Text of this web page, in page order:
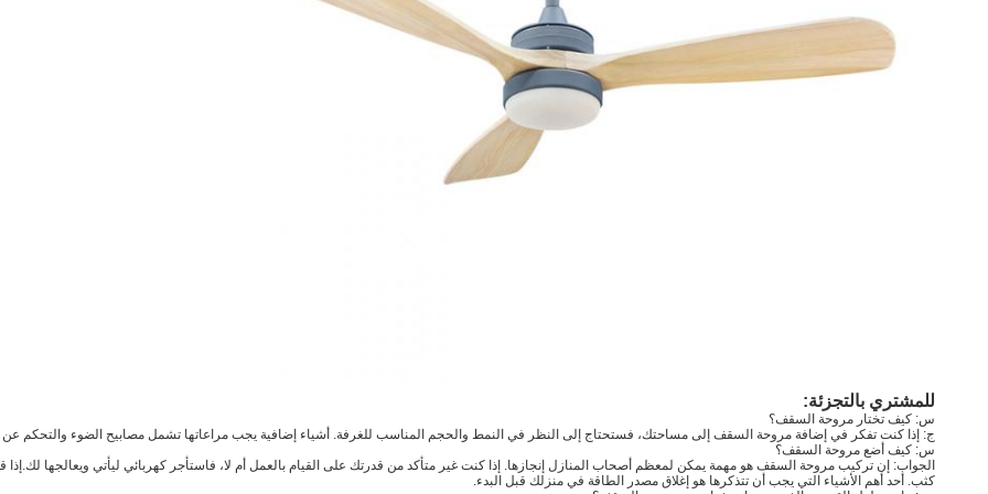
للمشتري بالتجزئة:
س: كيف تختار مروحة السقف؟
ج: إذا كنت تفكر في إضافة مروحة السقف إلى مساحتك، فستحتاج إلى النظر في النمط والحجم المناسب للغرفة. أشياء إضافية يجب مراعاتها تشمل مصابيح الضوء والتحكم عن
س: كيف أضع مروحة السقف؟
الجواب: إن تركيب مروحة السقف هو مهمة يمكن لمعظم أصحاب المنازل إنجازها. إذا كنت غير متأكد من قدرتك على القيام بالعمل أم لا، فاستأجر كهربائي ليأتي ويعالجها
كثب. أحد أهم الأشياء التي يجب أن تتذكرها هو إغلاق مصدر الطاقة في منزلك قبل البدء.